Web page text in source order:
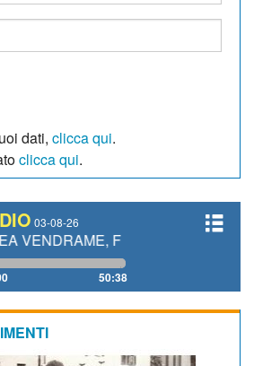
dati, clicca qui.
clicca qui.
03-08-26
FILIPPO FIORELLI
50:38